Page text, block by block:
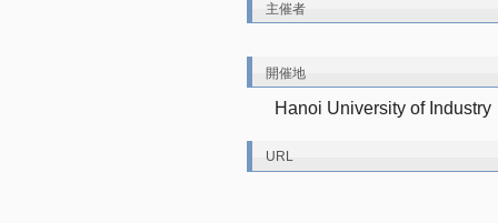
主催者
開催地
Hanoi University of
URL